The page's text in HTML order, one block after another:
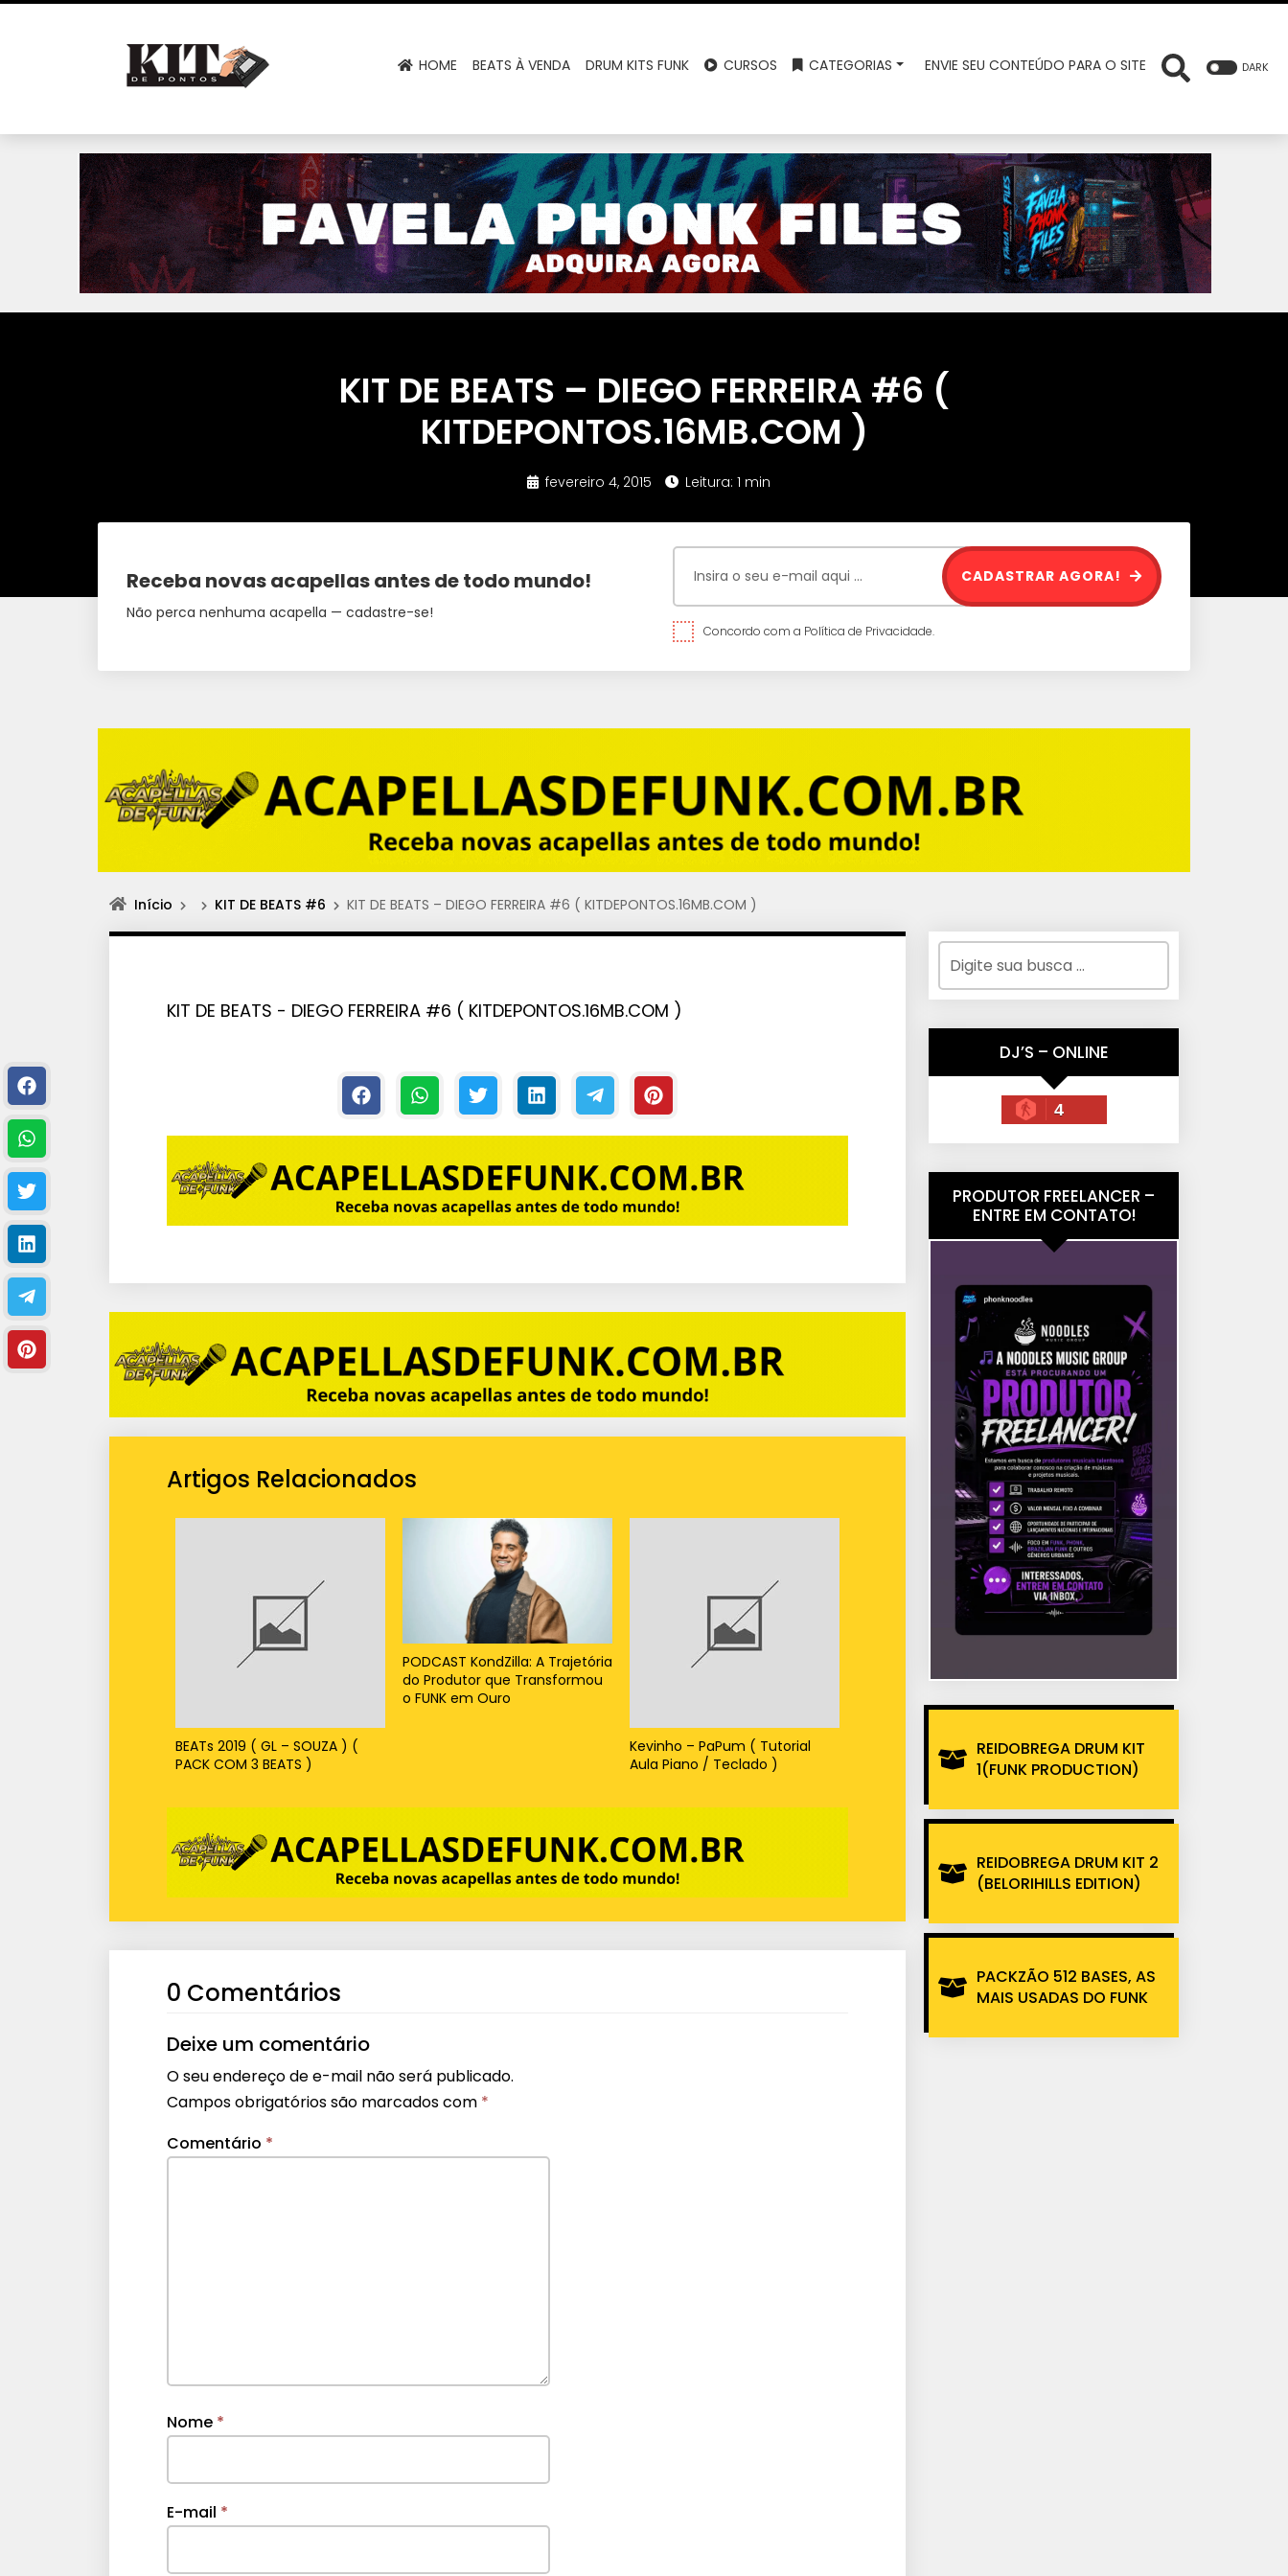
HOME BEATS À VENDA DRUM KITS FUNK CURSOS CATEGORIAS ENVIE SEU CONTEÚDO PARA O SITE DARK
KIT DE BEATS – DIEGO FERREIRA #6 (
KITDEPONTOS.16MB.COM )
fevereiro 4, 2015 Leitura: 1 min
Receba novas acapellas antes de todo mundo!
Não perca nenhuma acapella — cadastre-se!
Concordo com a Política de Privacidade.
CADASTRAR AGORA!
Início KIT DE BEATS #6 KIT DE BEATS – DIEGO FERREIRA #6 ( KITDEPONTOS.16MB.COM )
KIT DE BEATS - DIEGO FERREIRA #6 ( KITDEPONTOS.16MB.COM )
Artigos Relacionados
BEATs 2019 ( GL – SOUZA ) (
PACK COM 3 BEATS )
PODCAST KondZilla: A Trajetória
do Produtor que Transformou
o FUNK em Ouro
Kevinho – PaPum ( Tutorial
Aula Piano / Teclado )
0 Comentários
Deixe um comentário
O seu endereço de e-mail não será publicado.
Campos obrigatórios são marcados com *
Comentário *
Nome *
E-mail *
DJ’S – ONLINE
4
PRODUTOR FREELANCER –
ENTRE EM CONTATO!
REIDOBREGA DRUM KIT
1(FUNK PRODUCTION)
REIDOBREGA DRUM KIT 2
(BELORIHILLS EDITION)
PACKZÃO 512 BASES, AS
MAIS USADAS DO FUNK